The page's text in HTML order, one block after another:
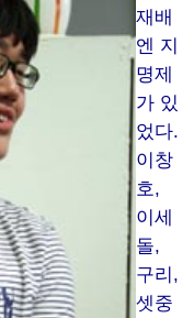
재배
엔 지
명제
가 있
었다.
이창
호,
이세
돌,
구리,
셋중